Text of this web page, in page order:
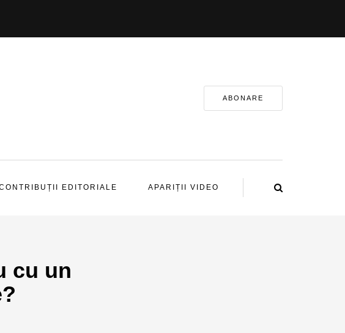
ABONARE
EDITORIALE APARIȚII VIDEO
cu un